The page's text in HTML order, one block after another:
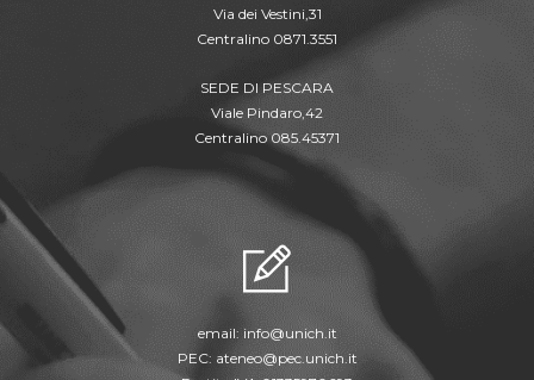
Via dei Vestini,31
Centralino 0871.3551
SEDE DI PESCARA
Viale Pindaro,42
Centralino 085.45371
email: info@unich.it
PEC: ateneo@pec.unich.it